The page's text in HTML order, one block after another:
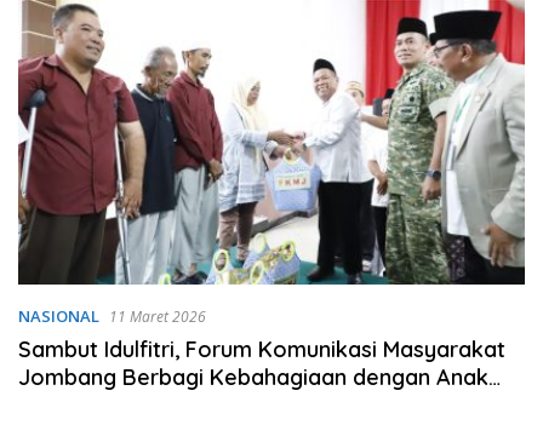
NASIONAL 11 Maret 2026
Sambut Idulfitri, Forum Komunikasi Masyarakat
Jombang Berbagi Kebahagiaan dengan Anak